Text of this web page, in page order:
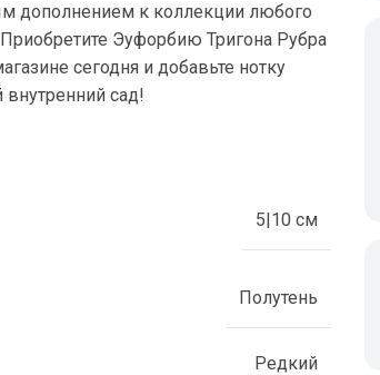
дополнением к коллекции любого
Эуфорбию Тригона Рубра
сегодня и добавьте нотку
внутренний сад!
5|10 см
Полутень
Редкий